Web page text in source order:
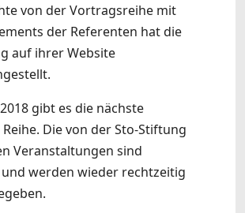
von der Vortragsreihe mit
der Referenten hat die
auf ihrer Website
gibt es die nächste
Die von der Sto-Stiftung
Veranstaltungen sind
werden wieder rechtzeitig